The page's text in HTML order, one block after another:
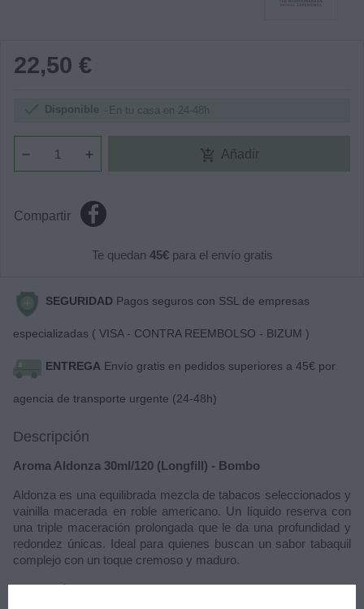
22,50 €
 Disponible En tu casa en 24-48h
add_shopping_cart Añadir
Compartir
Te quedan 45€para el envío gratis
SEGURIDAD Pagos seguros con SSL de empresas
especializadas ( VISA - CONTRA REEMBOLSO - BIZUM )
ENTREGA Envío gratis en pedidos superiores a 45€ por
agencia de transporte urgente (24-48h)
Descripción
Aroma Aldonza 30ml/120 (Longfill) - Bombo
Aldonza es una equilibrada mezcla de tabacos seleccionados y
vainilla macerada en roble americano. Un líquido reserva con
una triple maceración prolongada que le da una profundidad y
redondez únicas. Ideal para quienes buscan un sabor tabaquil
complejo con un toque cremoso y maduro.
Características: